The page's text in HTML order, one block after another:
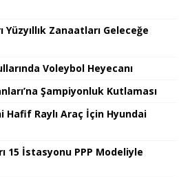
Yüzyıllık Zanaatları Geleceğe
Voleybol Heyecanı
Şampiyonluk Kutlaması
Hafif Raylı Araç İçin Hyundai
15 İstasyonu PPP Modeliyle